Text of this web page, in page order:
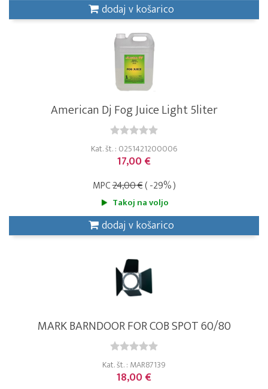
dodaj v košarico
American Dj Fog Juice Light 5liter
Kat. št. : 0251421200006
17,00 €
MPC24,00 €( -29% )
Takoj na voljo
dodaj v košarico
MARK BARNDOOR FOR COB SPOT 60/80
Kat. št. : MAR87139
18,00 €